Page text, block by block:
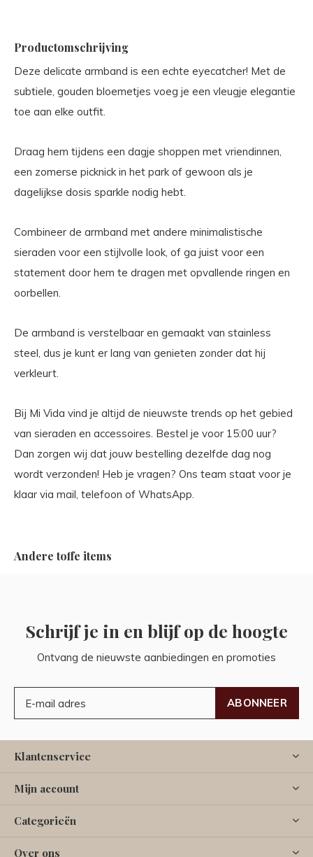
Productomschrijving
Deze delicate armband is een echte eyecatcher! Met de
subtiele, gouden bloemetjes voeg je een vleugje elegantie
toe aan elke outfit.
Draag hem tijdens een dagje shoppen met vriendinnen,
een zomerse picknick in het park of gewoon als je
dagelijkse dosis sparkle nodig hebt.
Combineer de armband met andere minimalistische
sieraden voor een stijlvolle look, of ga juist voor een
statement door hem te dragen met opvallende ringen en
oorbellen.
De armband is verstelbaar en gemaakt van stainless
steel, dus je kunt er lang van genieten zonder dat hij
verkleurt.
Bij Mi Vida vind je altijd de nieuwste trends op het gebied
van sieraden en accessoires. Bestel je voor 15:00 uur?
Dan zorgen wij dat jouw bestelling dezelfde dag nog
wordt verzonden! Heb je vragen? Ons team staat voor je
klaar via mail, telefoon of WhatsApp.
Andere toffe items
Schrijf je in en blijf op de hoogte
Ontvang de nieuwste aanbiedingen en promoties
ABONNEER
Klantenservice
Mijn account
Categorieën
Over ons